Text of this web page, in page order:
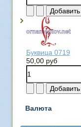
Буквица 0719
50,00 руб
Валюта